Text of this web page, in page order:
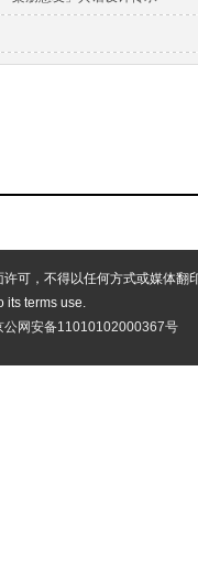
可，不得以任何方式或媒体翻
its terms use.
公网安备11010102000367号